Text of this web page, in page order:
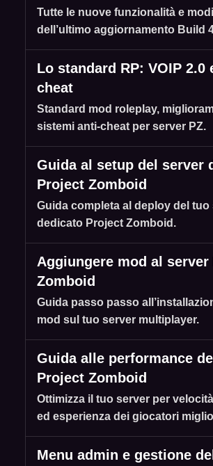
Tutte le nuove funzionalità e
dell’ultimo aggiornamento Build
Lo standard RP: VOIP 2.0
cheat
Standard mod roleplay,
sistemi anti-cheat per server PZ.
Guida al setup del server
Project Zomboid
Guida completa al deploy del tuo
dedicato Project Zomboid.
Aggiungere mod al
Zomboid
Guida passo passo
mod sul tuo server multiplayer.
Guida alle performance
Project Zomboid
Ottimizza il tuo server per
ed esperienza dei giocatori
Menu admin e gestione